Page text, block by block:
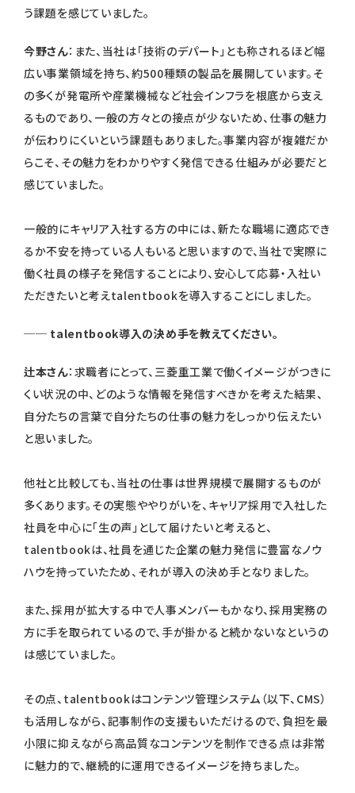
う課題を感じていました。
今野さん：また、当社は「技術のデパート」とも称されるほど幅
広い事業領域を持ち、約500種類の製品を展開しています。そ
の多くが発電所や産業機械など社会インフラを根底から支え
るものであり、一般の方々との接点が少ないため、仕事の魅力
が伝わりにくいという課題もありました。事業内容が複雑だか
らこそ、その魅力をわかりやすく発信できる仕組みが必要だと
感じていました。
一般的にキャリア入社する方の中には、新たな職場に適応でき
るか不安を持っている人もいると思いますので、当社で実際に
働く社員の様子を発信することにより、安心して応募・入社い
ただきたいと考えtalentbookを導入することにしました。
── talentbook導入の決め手を教えてください。
辻本さん：求職者にとって、三菱重工業で働くイメージがつきに
くい状況の中、どのような情報を発信すべきかを考えた結果、
自分たちの言葉で自分たちの仕事の魅力をしっかり伝えたい
と思いました。
他社と比較しても、当社の仕事は世界規模で展開するものが
多くあります。その実態ややりがいを、キャリア採用で入社した
社員を中心に「生の声」として届けたいと考えると、
talentbookは、社員を通じた企業の魅力発信に豊富なノウ
ハウを持っていたため、それが導入の決め手となりました。
また、採用が拡大する中で人事メンバーもかなり、採用実務の
方に手を取られているので、手が掛かると続かないなというの
は感じていました。
その点、talentbookはコンテンツ管理システム（以下、CMS）
も活用しながら、記事制作の支援もいただけるので、負担を最
小限に抑えながら高品質なコンテンツを制作できる点は非常
に魅力的で、継続的に運用できるイメージを持ちました。